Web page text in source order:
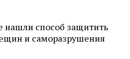
нашли способ защитить
и саморазрушения